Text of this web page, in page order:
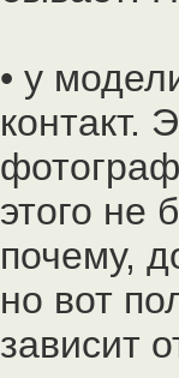
• у
этого не
почему,
но вот
зависит